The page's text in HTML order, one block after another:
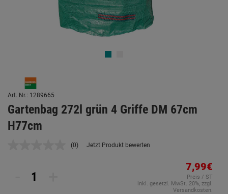
Art. Nr.: 1289665
Gartenbag 272l grün 4 Griffe DM 67cm
H77cm
Kein
(0) Jetzt Produkt bewerten
7,99€
Preis / ST
inkl. gesetzl. MwSt. 20%, zzgl.
Versandkosten.